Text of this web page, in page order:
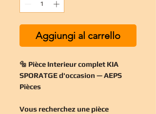
Aggiungi al carrello
🔩 Pièce Interieur complet KIA
SPORATGE d'occasion — AEPS
Pièces
Vous recherchez une pièce